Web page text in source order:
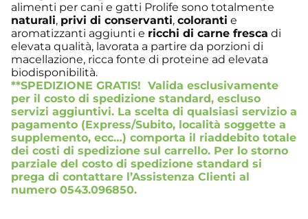
alimenti per cani e gatti Prolife sono totalmente
naturali, privi di conservanti, coloranti e
aromatizzanti aggiunti e ricchi di carne fresca di
elevata qualità, lavorata a partire da porzioni di
macellazione, ricca fonte di proteine ad elevata
biodisponibilità.
**SPEDIZIONE GRATIS! Valida esclusivamente
per il costo di spedizione standard, escluso
servizi aggiuntivi. La scelta di qualsiasi servizio a
pagamento (Express/Subito, località soggette a
supplemento, ecc…) comporta il riaddebito totale
dei costi di spedizione sul carrello. Per lo storno
parziale del costo di spedizione standard si
prega di contattare l’Assistenza Clienti al
numero 0543.096850.